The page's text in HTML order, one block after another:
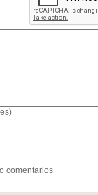
comentarios